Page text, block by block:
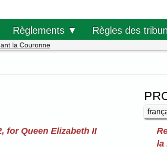
Règlements ▼ Règles des
la Couronne
for Queen Elizabeth II
la